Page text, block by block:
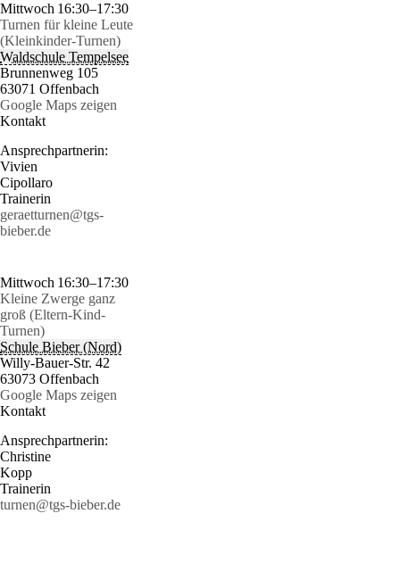
Mittwoch 16:30–17:30
Turnen für kleine Leute
(Kleinkinder-Turnen)
Waldschule Tempelsee
Brunnenweg 105
63071 Offenbach
Google Maps zeigen
Kontakt
Ansprechpartnerin:
Vivien
Cipollaro
Trainerin
geraetturnen@tgs-
bieber.de
Mittwoch 16:30–17:30
Kleine Zwerge ganz
groß (Eltern-Kind-
Turnen)
Schule Bieber (Nord)
Willy-Bauer-Str. 42
63073 Offenbach
Google Maps zeigen
Kontakt
Ansprechpartnerin:
Christine
Kopp
Trainerin
turnen@tgs-bieber.de